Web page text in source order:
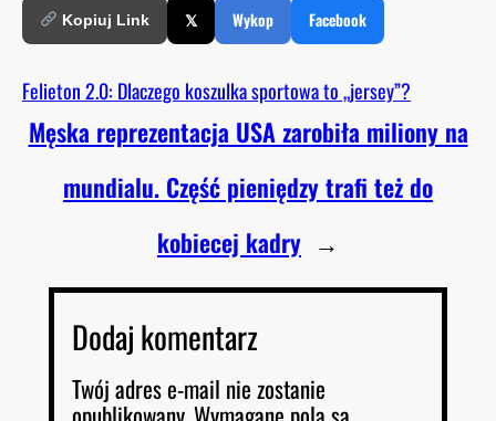
Kopiuj Link 𝕏 Wykop Facebook
Felieton 2.0: Dlaczego koszulka sportowa to „jersey”?
Męska reprezentacja USA zarobiła miliony na
mundialu. Część pieniędzy trafi też do
kobiecej kadry →
Dodaj komentarz
Twój adres e-mail nie zostanie